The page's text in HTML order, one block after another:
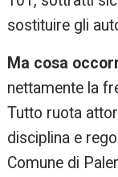
sostituire gli
Ma cosa
nettamente la
Tutto ruota
disciplina e
Comune di